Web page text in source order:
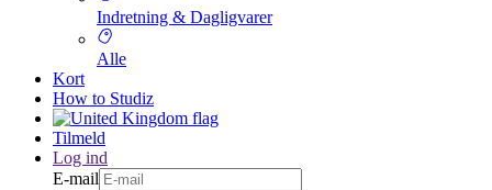
Indretning & Dagligvarer
Alle
Kort
How to Studiz
Tilmeld
Log ind
E-mail